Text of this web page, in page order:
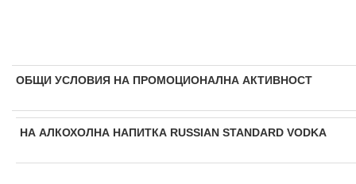
ОБЩИ УСЛОВИЯ НА ПРОМОЦИОНАЛНА АКТИВНОСТ
НА АЛКОХОЛНА НАПИТКА RUSSIAN STANDARD VODKA